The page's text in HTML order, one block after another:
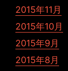
2015年11月
2015年10月
2015年9月
2015年8月